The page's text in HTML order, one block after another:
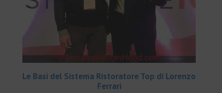
Le Basi del Sistema Ristoratore Top di Lorenzo
Ferrari